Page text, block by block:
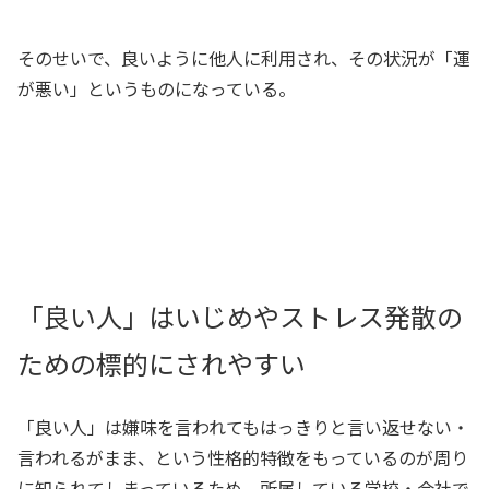
そのせいで、良いように他人に利用され、その状況が「運
が悪い」というものになっている。
「良い人」はいじめやストレス発散の
ための標的にされやすい
「良い人」は嫌味を言われてもはっきりと言い返せない・
言われるがまま、という性格的特徴をもっているのが周り